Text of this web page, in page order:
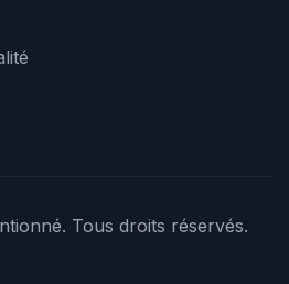
Tous droits réservés.